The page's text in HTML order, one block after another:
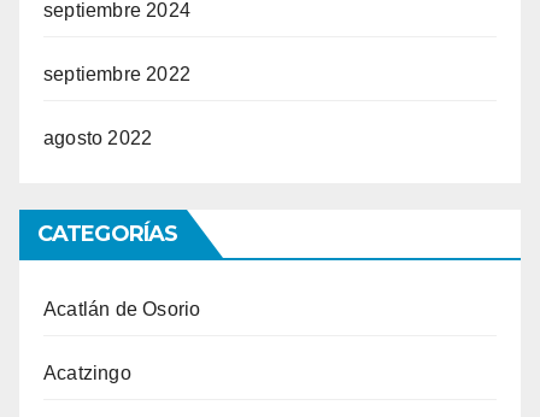
septiembre 2024
septiembre 2022
agosto 2022
CATEGORÍAS
Acatlán de Osorio
Acatzingo